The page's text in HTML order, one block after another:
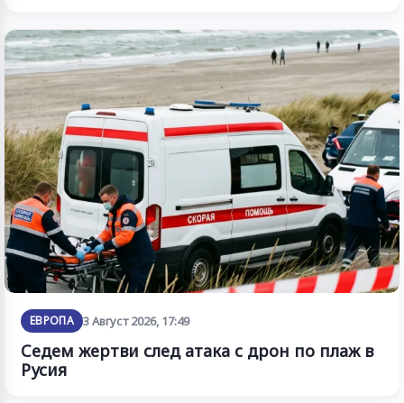
ЕВРОПА 3 Август 2026, 17:49
Седем жертви след атака с дрон по плаж в
Русия